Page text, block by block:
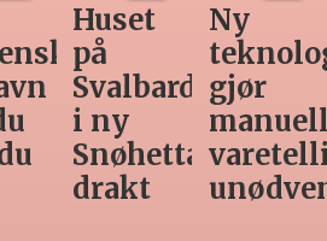
Ny
teknologi
gjør
manuell
varetelling
unødvendig
Siste
Horeca-
før